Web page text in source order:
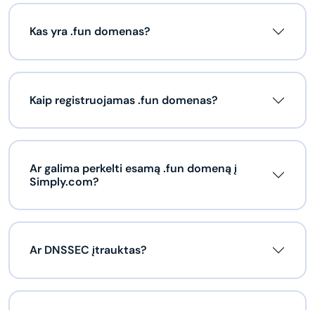
Kas yra .fun domenas?
Kaip registruojamas .fun domenas?
Ar galima perkelti esamą .fun domeną į
Simply.com?
Ar DNSSEC įtrauktas?